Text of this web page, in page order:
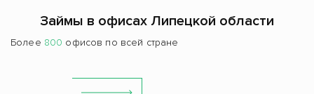
Займы в офисах Липецкой области
Более 800 офисов по всей стране